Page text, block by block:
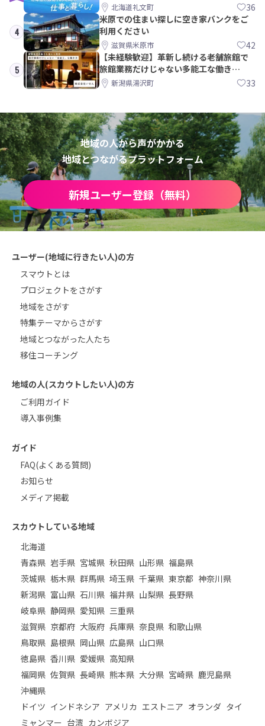
北海道礼文町 36
4
米原での住まい探しに空き家バンクをご
利用ください
滋賀県米原市 42
5
【未経験歓迎】革新し続ける老舗旅館で
旅館業務だけじゃない多能工な働き
方。 株式会社いせん
新潟県湯沢町 33
地域の人から声がかかる
地域とつながるプラットフォーム
新規ユーザー登録（無料）
ユーザー(地域に行きたい人)の方
スマウトとは
プロジェクトをさがす
地域をさがす
特集テーマからさがす
地域とつながった人たち
移住コーチング
地域の人(スカウトしたい人)の方
ご利用ガイド
導入事例集
ガイド
FAQ(よくある質問)
お知らせ
メディア掲載
スカウトしている地域
北海道
青森県 岩手県 宮城県 秋田県 山形県 福島県
茨城県 栃木県 群馬県 埼玉県 千葉県 東京都 神奈川県
新潟県 富山県 石川県 福井県 山梨県 長野県
岐阜県 静岡県 愛知県 三重県
滋賀県 京都府 大阪府 兵庫県 奈良県 和歌山県
鳥取県 島根県 岡山県 広島県 山口県
徳島県 香川県 愛媛県 高知県
福岡県 佐賀県 長崎県 熊本県 大分県 宮崎県 鹿児島県
沖縄県
ドイツ インドネシア アメリカ エストニア オランダ タイ
ミャンマー 台湾 カンボジア